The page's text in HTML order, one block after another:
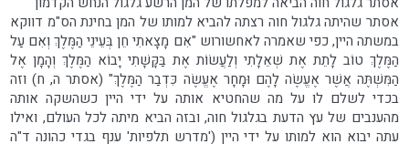
אסתר שהיתה גלגול חוה רצתה להביא למותו של המן בחינת הס"מ דווקא
במשתה היין, כפי שאמרה לאחשורוש "אִם מָצָאתִי חֵן בְּעֵינֵי הַמֶּלֶךְ וְאִם עַל
הַמֶּלֶךְ טוֹב לָתֵת אֶת שְׁאֵלָתִי וְלַעֲשׂוֹת אֶת בַּקָּשָׁתִי יָבוֹא הַמֶּלֶךְ וְהָמָן אֶל
הַמִּשְׁתֶּה אֲשֶׁר אֶעֱשֶׂה לָהֶם וּמָחָר אֶעֱשֶׂה כִּדְבַר הַמֶּלֶךְ" (אסתר ה, ח) וזה
בכדי לשלם לו על מה שהחטיא אותה על ידי היין כשהשקה אותה
מהענבים של עץ הדעת בגלגול חוה, ובזה הביא מיתה לכל העולם, ואילו
עתה יבוא הוא למותו על ידי היין ('מדרש תלפיות' ענף בגדי כהונה ד"ה